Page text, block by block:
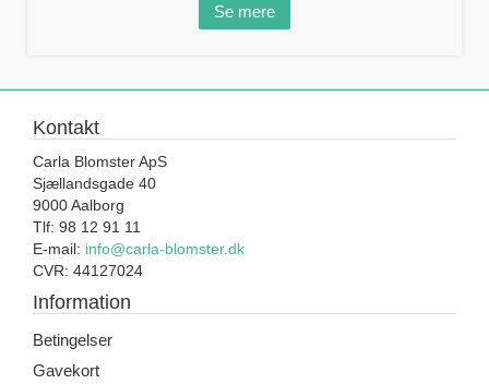
Se mere
Kontakt
Carla Blomster ApS
Sjællandsgade 40
9000 Aalborg
Tlf: 98 12 91 11
E-mail: info@carla-blomster.dk
CVR: 44127024
Information
Betingelser
Gavekort